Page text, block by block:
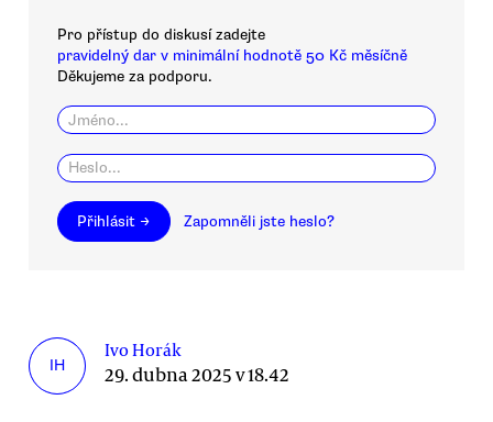
Pro přístup do diskusí zadejte
pravidelný dar v minimální hodnotě 50 Kč měsíčně
Děkujeme za podporu.
Přihlásit → Zapomněli jste heslo?
IH
Ivo Horák
29. dubna 2025 v 18.42